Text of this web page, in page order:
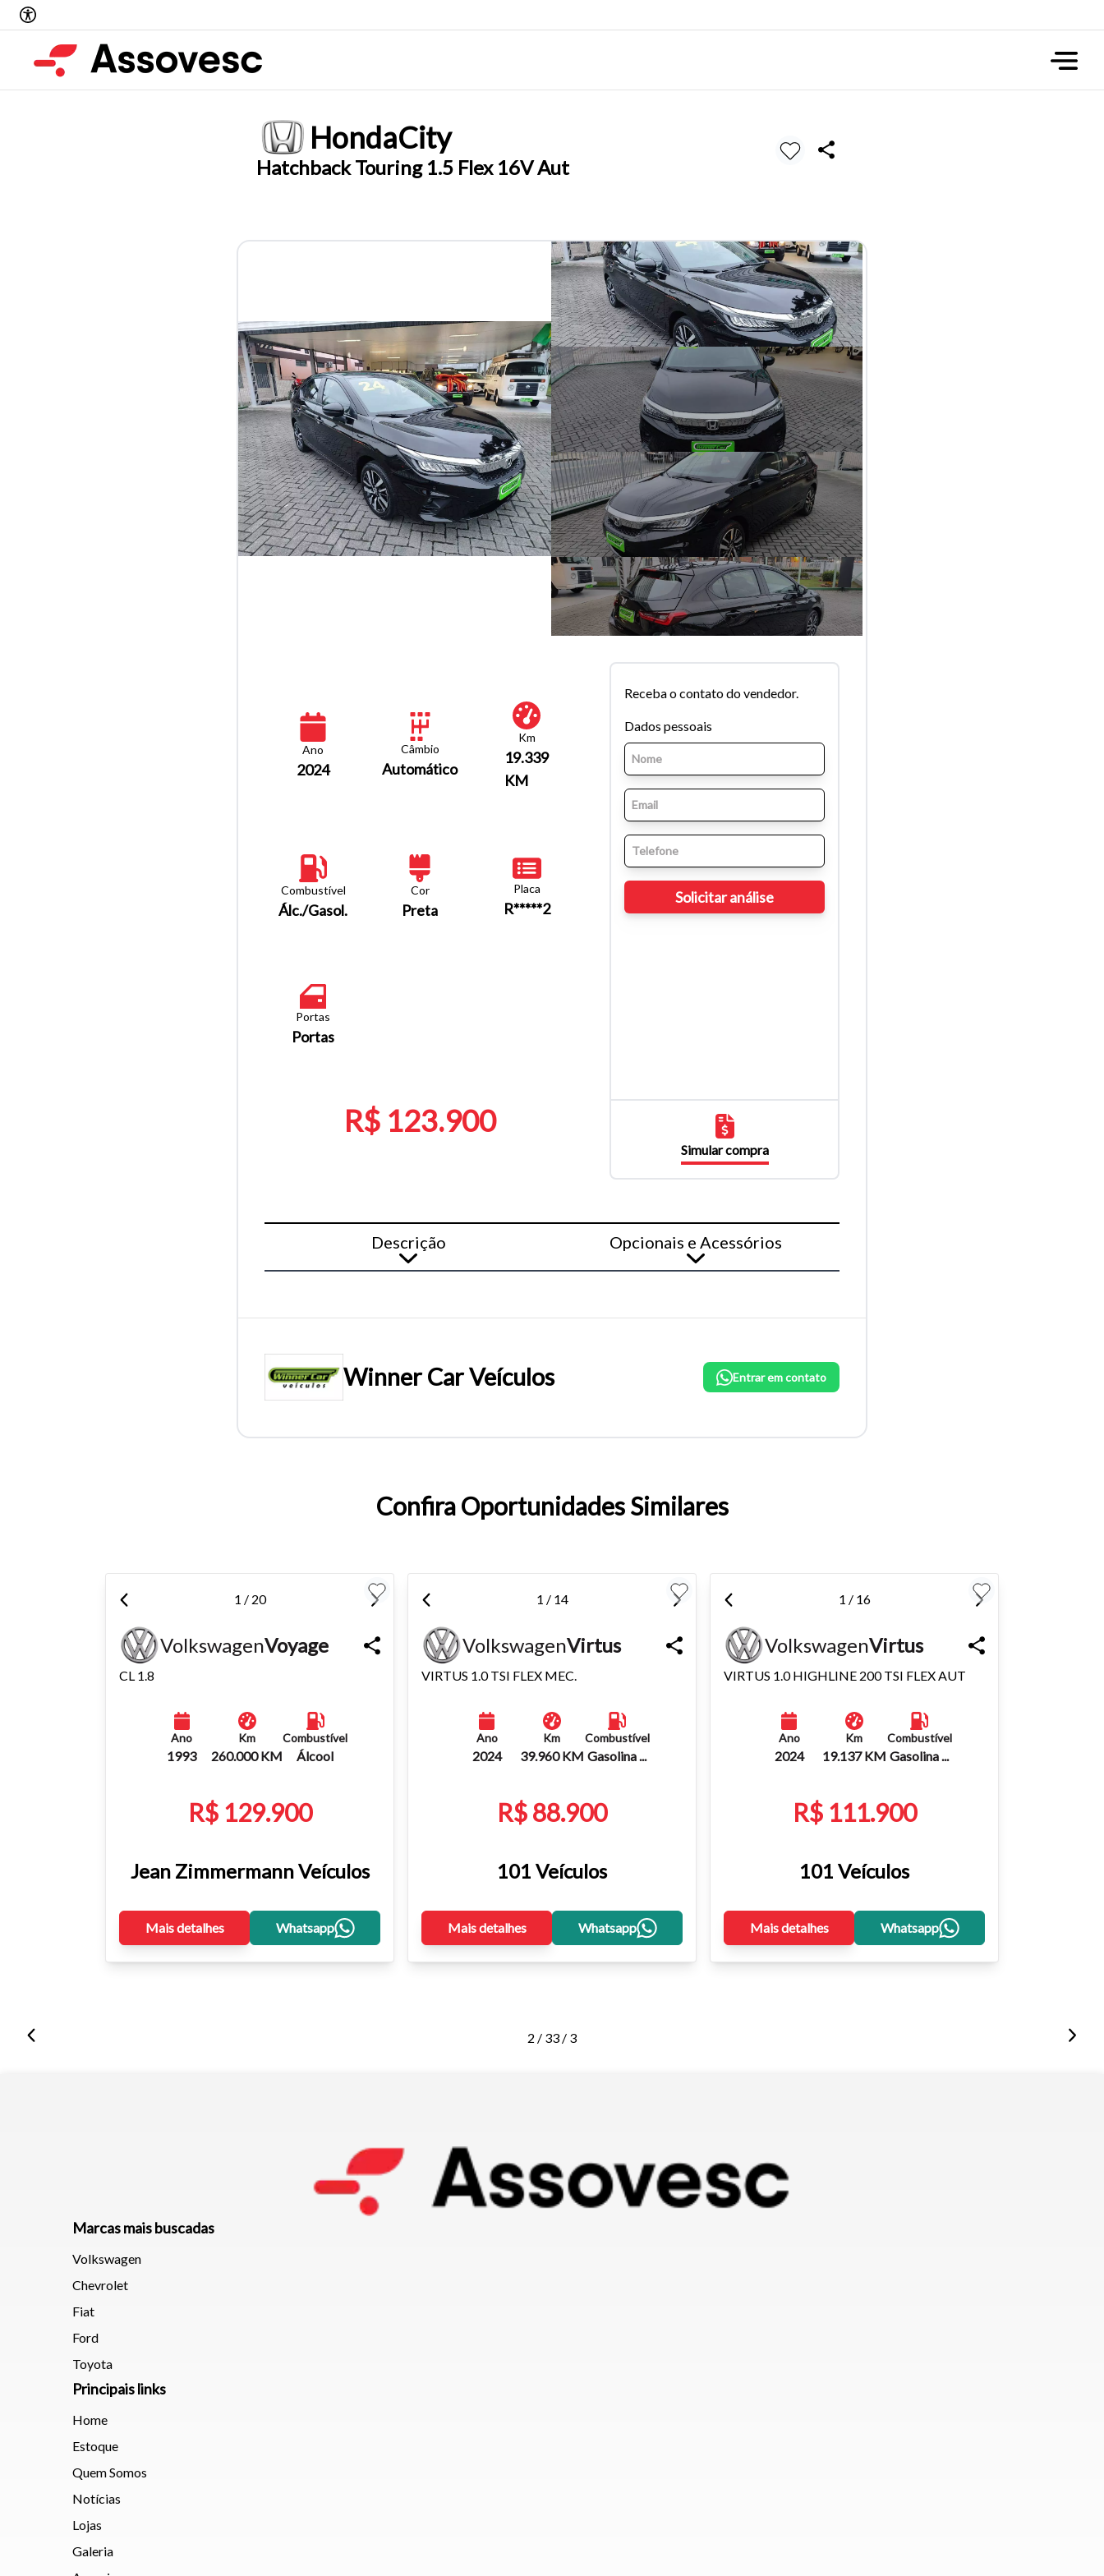
aumentar) e Ctrl- (para diminuir) no seu teclado.
HondaCity
Hatchback Touring 1.5 Flex 16V Aut
Ano
2024
Câmbio
Automático
Km
19.339
KM
Combustível
Álc./Gasol.
Cor
Preta
Placa
R*****2
Portas
Portas
R$ 123.900
Receba o contato do vendedor.
Dados pessoais
Simular compra
Descrição Opcionais e Acessórios
Winner Car Veículos Entrar em contato
Confira Oportunidades Similares
1 / 20
VolkswagenVoyage
CL 1.8
Ano
1993
Km
260.000 KM
Combustível
Álcool
R$ 129.900
Jean Zimmermann Veículos
Mais detalhes Whatsapp
1 / 14
VolkswagenVirtus
VIRTUS 1.0 TSI FLEX MEC.
Ano
2024
Km
39.960 KM
Combustível
Gasolina ...
R$ 88.900
101 Veículos
Mais detalhes Whatsapp
1 / 16
VolkswagenVirtus
VIRTUS 1.0 HIGHLINE 200 TSI FLEX AUT
Ano
2024
Km
19.137 KM
Combustível
Gasolina ...
R$ 111.900
101 Veículos
Mais detalhes Whatsapp
2 / 33 / 3
Marcas mais buscadas
Volkswagen
Chevrolet
Fiat
Ford
Toyota
Principais links
Home
Estoque
Quem Somos
Notícias
Lojas
Galeria